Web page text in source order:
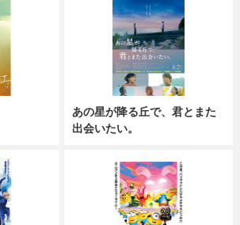
あの星が降る丘で、君とまた
出会いたい。